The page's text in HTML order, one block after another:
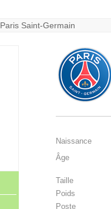
Paris Saint-Germain
Naissance
Âge
Taille
Poids
Poste